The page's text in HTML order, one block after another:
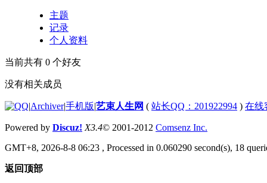
主题
记录
个人资料
当前共有 0 个好友
没有相关成员
|Archiver|手机版|艺束人生网 ( 站长QQ：201922994 ) 在线
Powered by Discuz! X3.4© 2001-2012 Comsenz Inc.
GMT+8, 2026-8-8 06:23 , Processed in 0.060290 second(s), 18
返回顶部